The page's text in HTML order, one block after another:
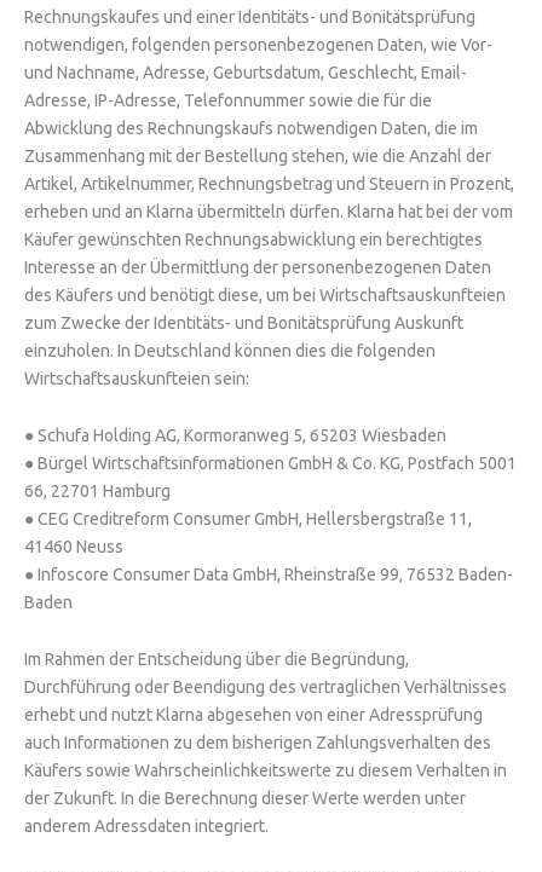
Rechnungskaufes und einer Identitäts- und Bonitätsprüfung
notwendigen, folgenden personenbezogenen Daten, wie Vor-
und Nachname, Adresse, Geburtsdatum, Geschlecht, Email-
Adresse, IP-Adresse, Telefonnummer sowie die für die
Abwicklung des Rechnungskaufs notwendigen Daten, die im
Zusammenhang mit der Bestellung stehen, wie die Anzahl der
Artikel, Artikelnummer, Rechnungsbetrag und Steuern in Prozent,
erheben und an Klarna übermitteln dürfen. Klarna hat bei der vom
Käufer gewünschten Rechnungsabwicklung ein berechtigtes
Interesse an der Übermittlung der personenbezogenen Daten
des Käufers und benötigt diese, um bei Wirtschaftsauskunfteien
zum Zwecke der Identitäts- und Bonitätsprüfung Auskunft
einzuholen. In Deutschland können dies die folgenden
Wirtschaftsauskunfteien sein:
● Schufa Holding AG, Kormoranweg 5, 65203 Wiesbaden
● Bürgel Wirtschaftsinformationen GmbH & Co. KG, Postfach 5001
66, 22701 Hamburg
● CEG Creditreform Consumer GmbH, Hellersbergstraße 11,
41460 Neuss
● Infoscore Consumer Data GmbH, Rheinstraße 99, 76532 Baden-
Baden
Im Rahmen der Entscheidung über die Begründung,
Durchführung oder Beendigung des vertraglichen Verhältnisses
erhebt und nutzt Klarna abgesehen von einer Adressprüfung
auch Informationen zu dem bisherigen Zahlungsverhalten des
Käufers sowie Wahrscheinlichkeitswerte zu diesem Verhalten in
der Zukunft. In die Berechnung dieser Werte werden unter
anderem Adressdaten integriert.